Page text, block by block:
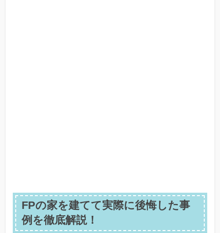
FPの家を建てて実際に後悔した事
例を徹底解説！